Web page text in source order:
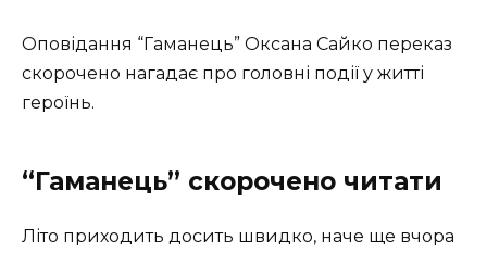
Оповідання “Гаманець” Оксана Сайко переказ
скорочено нагадає про головні події у житті
героїнь.
“Гаманець” скорочено читати
Літо приходить досить швидко, наче ще вчора